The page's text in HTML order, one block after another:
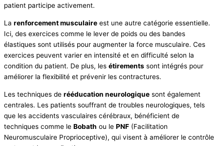
patient participe activement.
La renforcement musculaire est une autre catégorie essentielle.
Ici, des exercices comme le lever de poids ou des bandes
élastiques sont utilisés pour augmenter la force musculaire. Ces
exercices peuvent varier en intensité et en difficulté selon la
condition du patient. De plus, les étirements sont intégrés pour
améliorer la flexibilité et prévenir les contractures.
Les techniques de rééducation neurologique sont également
centrales. Les patients souffrant de troubles neurologiques, tels
que les accidents vasculaires cérébraux, bénéficient de
techniques comme le Bobath ou le PNF (Facilitation
Neuromusculaire Proprioceptive), qui visent à améliorer le contrôle